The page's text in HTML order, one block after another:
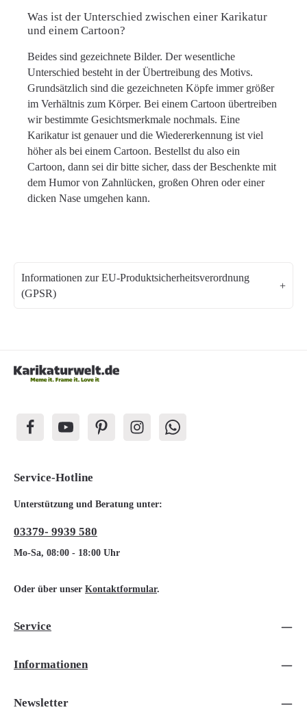
Was ist der Unterschied zwischen einer Karikatur
und einem Cartoon?
Beides sind gezeichnete Bilder. Der wesentliche
Unterschied besteht in der Übertreibung des Motivs.
Grundsätzlich sind die gezeichneten Köpfe immer größer
im Verhältnis zum Körper. Bei einem Cartoon übertreiben
wir bestimmte Gesichtsmerkmale nochmals. Eine
Karikatur ist genauer und die Wiedererkennung ist viel
höher als bei einem Cartoon. Bestellst du also ein
Cartoon, dann sei dir bitte sicher, dass der Beschenkte mit
dem Humor von Zahnlücken, großen Ohren oder einer
dicken Nase umgehen kann.
Informationen zur EU-Produktsicherheitsverordnung
(GPSR)
Service-Hotline
Unterstützung und Beratung unter:
03379- 9939 580
Mo-Sa, 08:00 - 18:00 Uhr
Oder über unser Kontaktformular.
Service
Informationen
Newsletter